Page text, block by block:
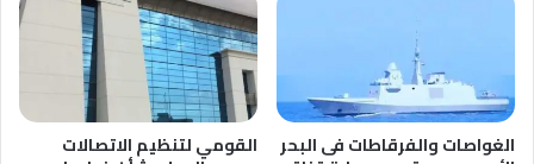
الغواصات والفرقاطات فى البحر القومي لتنظيم الاتصالات